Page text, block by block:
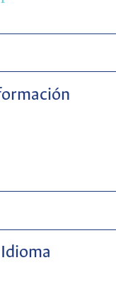
Idioma